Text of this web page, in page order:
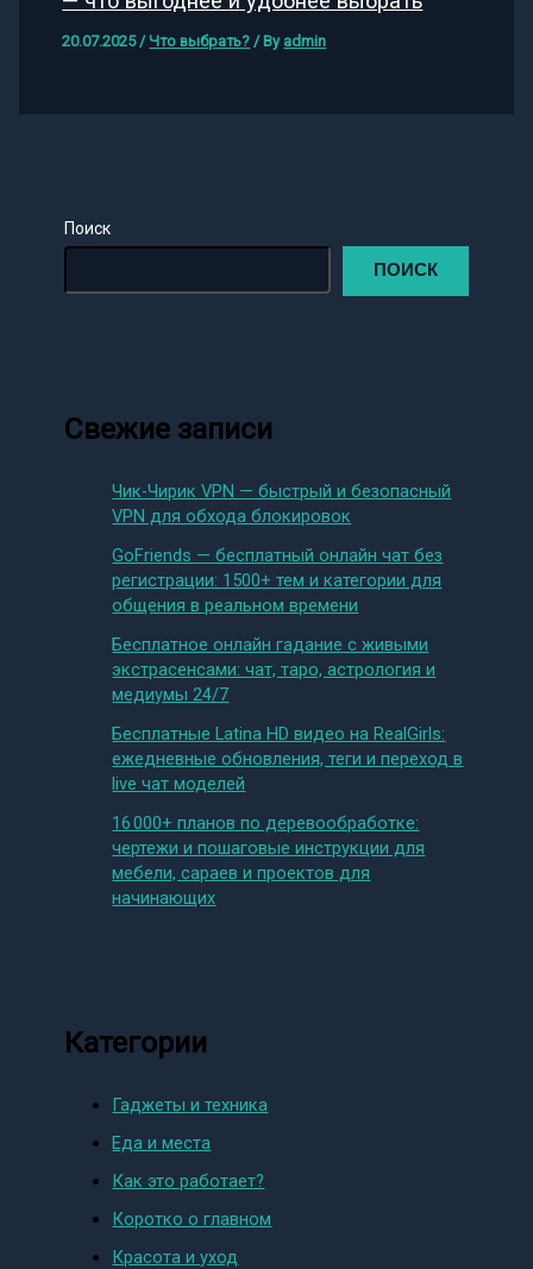
20.07.2025/Что выбрать? / By admin
Поиск
ПОИСК
Свежие записи
Чик-Чирик VPN — быстрый и безопасный
VPN для обхода блокировок
GoFriends — бесплатный онлайн чат без
регистрации: 1500+ тем и категории для
общения в реальном времени
Бесплатное онлайн гадание с живыми
экстрасенсами: чат, таро, астрология и
медиумы 24/7
Бесплатные Latina HD видео на RealGirls:
ежедневные обновления, теги и переход в
live чат моделей
16 000+ планов по деревообработке:
чертежи и пошаговые инструкции для
мебели, сараев и проектов для
начинающих
Категории
Гаджеты и техника
Еда и места
Как это работает?
Коротко о главном
Красота и уход